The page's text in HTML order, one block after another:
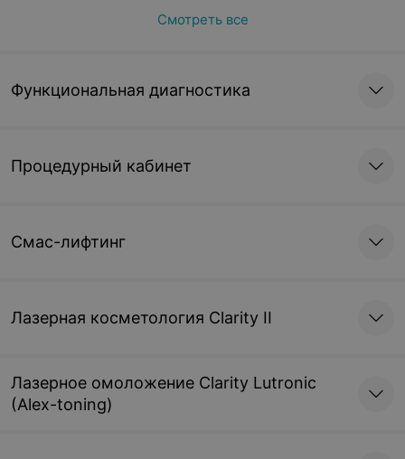
Смотреть все
Функциональная диагностика
Процедурный кабинет
Смас-лифтинг
Лазерная косметология Clarity II
Лазерное омоложение Clarity Lutronic
(Alex-toning)